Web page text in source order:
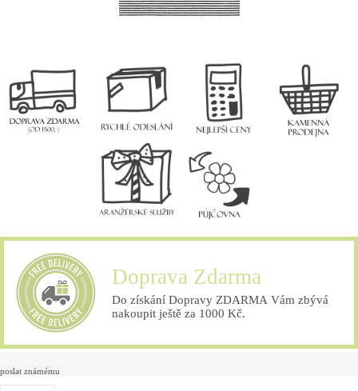
Doprava Zdarma
Do získání Dopravy ZDARMA Vám zbývá
nakoupit ještě za 1000 Kč.
poslat známému